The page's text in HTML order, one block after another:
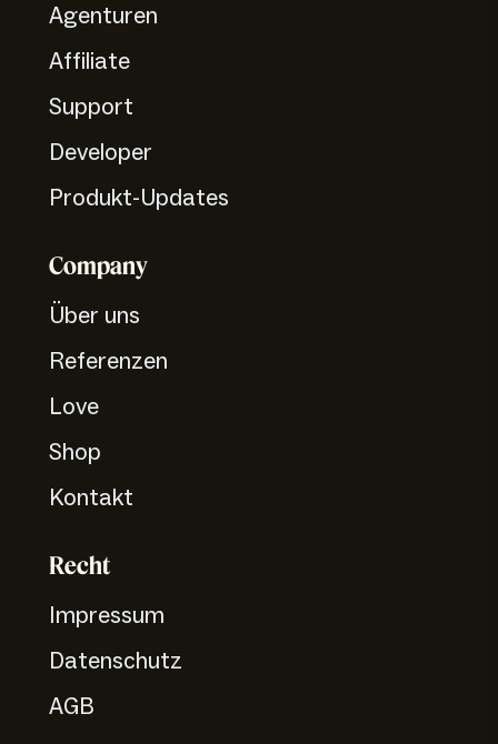
Agenturen
Affiliate
Support
Developer
Produkt-Updates
Company
Über uns
Referenzen
Love
Shop
Kontakt
Recht
Impressum
Datenschutz
AGB